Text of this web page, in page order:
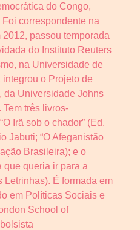
do Congo,
correspondente na
passou temporada
do Instituto Reuters
na Universidade de
o Projeto de
da Universidade Johns
Tem três livros-
Irã sob o chador” (Ed.
Jabuti; “O Afeganistão
Brasileira); e o
que queria ir para a
Letrinhas). É formada em
em Políticas Sociais e
School of